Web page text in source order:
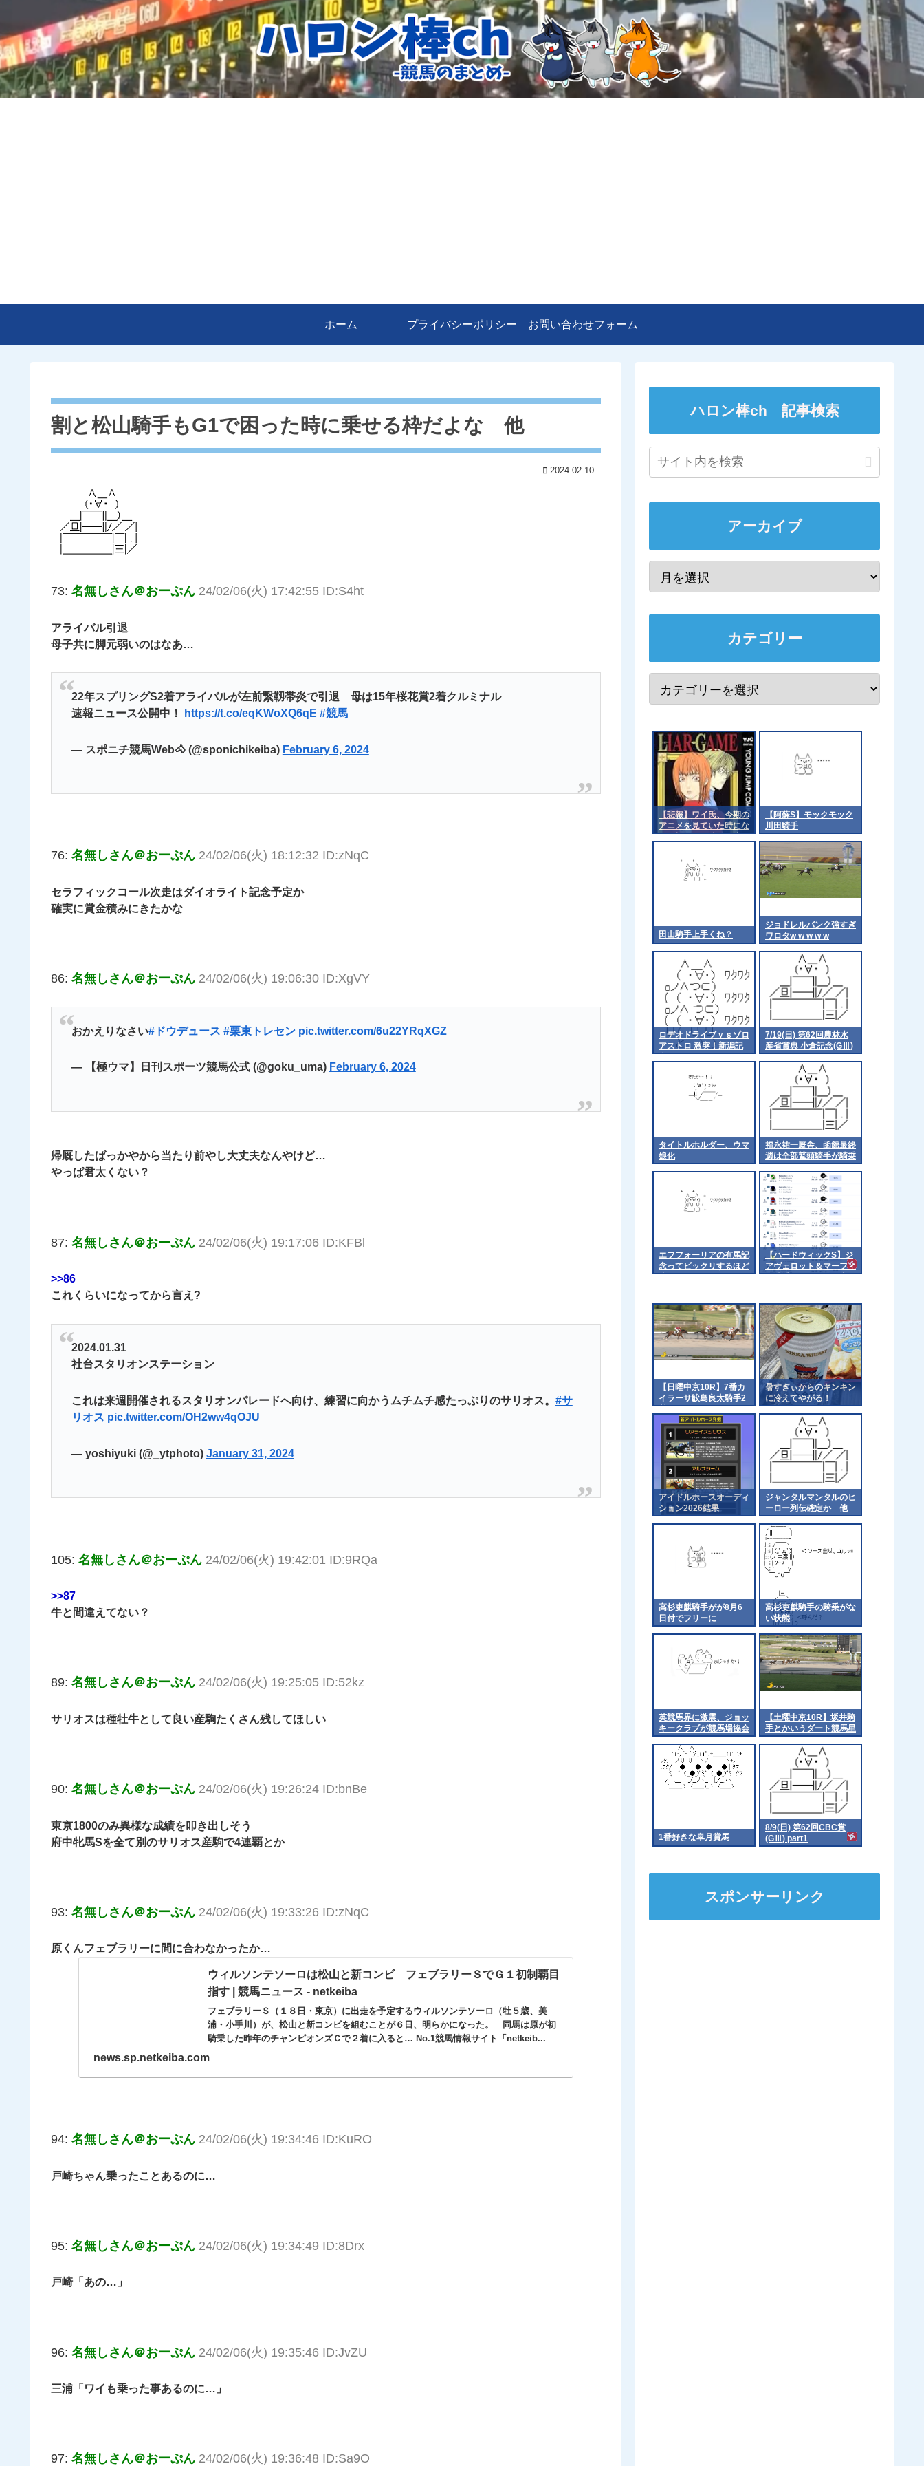
ホーム プライバシーポリシー お問い合わせフォーム
割と松山騎手もG1で困った時に乗せる枠だよな 他
2024.02.10
73: 名無しさん＠おーぷん 24/02/06(火) 17:42:55 ID:S4ht
アライバル引退
母子共に脚元弱いのはなあ…
22年スプリングS2着アライバルが左前繋靱帯炎で引退 母は15年桜花賞2着クルミナル
速報ニュース公開中！
https://t.co/eqKWoXQ6qE #競馬
— スポニチ競馬Web🐴 (@sponichikeiba) February 6, 2024
76: 名無しさん＠おーぷん 24/02/06(火) 18:12:32 ID:zNqC
セラフィックコール次走はダイオライト記念予定か
確実に賞金積みにきたかな
86: 名無しさん＠おーぷん 24/02/06(火) 19:06:30 ID:XgVY
おかえりなさい#ドウデュース #栗東トレセン pic.twitter.com/6u22YRqXGZ
— 【極ウマ】日刊スポーツ競馬公式 (@goku_uma) February 6, 2024
帰厩したばっかやから当たり前やし大丈夫なんやけど…
やっぱ君太くない？
87: 名無しさん＠おーぷん 24/02/06(火) 19:17:06 ID:KFBl
>>86
これくらいになってから言え?
2024.01.31
社台スタリオンステーション
これは来週開催されるスタリオンパレードへ向け、練習に向かうムチムチ感たっぷりのサリオス。 #サ
リオス pic.twitter.com/OH2ww4qOJU
— yoshiyuki (@_ytphoto) January 31, 2024
105: 名無しさん＠おーぷん 24/02/06(火) 19:42:01 ID:9RQa
>>87
牛と間違えてない？
89: 名無しさん＠おーぷん 24/02/06(火) 19:25:05 ID:52kz
サリオスは種牡牛として良い産駒たくさん残してほしい
90: 名無しさん＠おーぷん 24/02/06(火) 19:26:24 ID:bnBe
東京1800のみ異様な成績を叩き出しそう
府中牝馬Sを全て別のサリオス産駒で4連覇とか
93: 名無しさん＠おーぷん 24/02/06(火) 19:33:26 ID:zNqC
原くんフェブラリーに間に合わなかったか…
ウィルソンテソーロは松山と新コンビ フェブラリーＳでＧ１初制覇目
指す | 競馬ニュース - netkeiba
フェブラリーＳ（１８日・東京）に出走を予定するウィルソンテソーロ（牡５歳、美
浦・小手川）が、松山と新コンビを組むことが６日、明らかになった。 同馬は原が初
騎乗した昨年のチャンピオンズＣで２着に入ると… No.1競馬情報サイト「netkeib...
news.sp.netkeiba.com
94: 名無しさん＠おーぷん 24/02/06(火) 19:34:46 ID:KuRO
戸崎ちゃん乗ったことあるのに…
95: 名無しさん＠おーぷん 24/02/06(火) 19:34:49 ID:8Drx
戸崎「あの…」
96: 名無しさん＠おーぷん 24/02/06(火) 19:35:46 ID:JvZU
三浦「ワイも乗った事あるのに…」
97: 名無しさん＠おーぷん 24/02/06(火) 19:36:48 ID:Sa9O
ハロン棒ch 記事検索
アーカイブ
カテゴリー
【悲報】ワイ氏、今期の
アニメを見ていた時にな
ぜか競馬界の時間の流れ
【阿蘇S】モックモック
川田騎手
田山騎手上手くね？
ジョドレルバンク強すぎ
ワロタw w w w w
ロデオドライブｖｓゾロ
アストロ 激突！新潟記
念(Ｇ3)
7/19(日) 第62回農林水
産省賞典 小倉記念(GⅢ)
part1
タイトルホルダー、ウマ
娘化
福永祐一厩舎、函館最終
週は全部鷲頭騎手が騎乗
エフフォーリアの有馬記
念ってビックリするほど
強かったわよね
【ハードウィックS】ジ
アヴェロット＆マーフィ
ー騎手がｷﾀ━━━━(ﾟ
【日曜中京10R】7番カ
イラーサ鮫島良太騎手2
着
暑すぎぃからのキンキン
に冷えてやがる！
アイドルホースオーディ
ション2026結果
ジャンタルマンタルのヒ
ーロー列伝確定か 他
高杉吏麒騎手がが8月6
日付でフリーに
高杉吏麒騎手の騎乗がな
い状態
英競馬界に激震、ジョッ
キークラブが競馬場協会
から脱退
【土曜中京10R】坂井騎
手とかいうダート競馬星
人
1番好きな皐月賞馬
8/9(日) 第62回CBC賞
(GⅢ) part1
スポンサーリンク